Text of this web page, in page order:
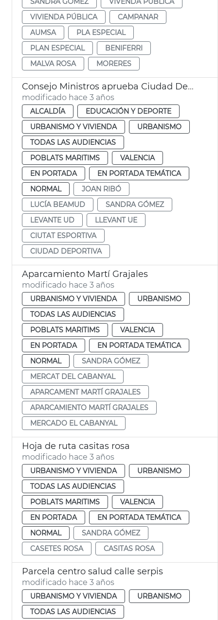
VIVIENDA PÚBLICA
CAMPANAR
AUMSA
PLA ESPECIAL
PLAN ESPECIAL
BENIFERRI
MALVA ROSA
MORERES
Consejo Ministros aprueba Ciudad Deportiva Levante UD
modificado hace 3 años
ALCALDÍA
EDUCACIÓN Y DEPORTE
URBANISMO Y VIVIENDA
URBANISMO
TODAS LAS AUDIENCIAS
POBLATS MARITIMS
VALENCIA
EN PORTADA
EN PORTADA TEMÁTICA
NORMAL
JOAN RIBÓ
LUCÍA BEAMUD
SANDRA GÓMEZ
LEVANTE UD
LLEVANT UE
CIUTAT ESPORTIVA
CIUDAD DEPORTIVA
Aparcamiento Martí Grajales
modificado hace 3 años
URBANISMO Y VIVIENDA
URBANISMO
TODAS LAS AUDIENCIAS
POBLATS MARITIMS
VALENCIA
EN PORTADA
EN PORTADA TEMÁTICA
NORMAL
SANDRA GÓMEZ
MERCAT DEL CABANYAL
APARCAMENT MARTÍ GRAJALES
APARCAMIENTO MARTÍ GRAJALES
MERCADO EL CABANYAL
Hoja de ruta casitas rosa
modificado hace 3 años
URBANISMO Y VIVIENDA
URBANISMO
TODAS LAS AUDIENCIAS
POBLATS MARITIMS
VALENCIA
EN PORTADA
EN PORTADA TEMÁTICA
NORMAL
SANDRA GÓMEZ
CASETES ROSA
CASITAS ROSA
Parcela centro salud calle serpis
modificado hace 3 años
URBANISMO Y VIVIENDA
URBANISMO
TODAS LAS AUDIENCIAS